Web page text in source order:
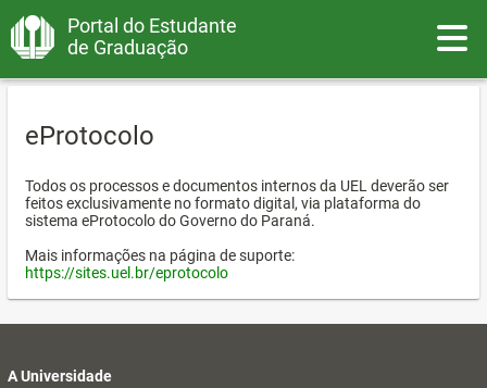
Portal do Estudante
de Graduação
eProtocolo
Todos os processos e documentos internos da UEL deverão ser
feitos exclusivamente no formato digital, via plataforma do
sistema eProtocolo do Governo do Paraná.
Mais informações na página de suporte:
https://sites.uel.br/eprotocolo
A Universidade